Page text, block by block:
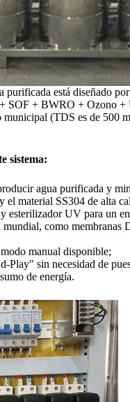
purificada está diseñado
SOF + BWRO + Ozono +
(TDS es de 500
sistema:
agua purificada y
el material SS304 de alta
esterilizador UV para un
mundial, como
manual disponible;
Play" sin necesidad de
de energía.